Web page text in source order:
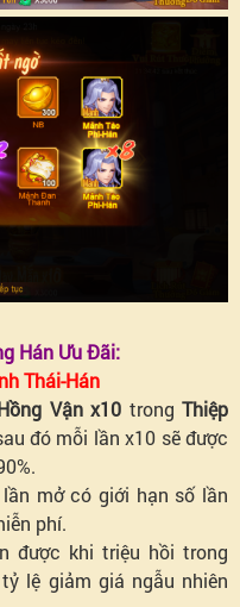
Hán Ưu Đãi:
Thái-Hán
Vận x10 trongThiệp
đó mỗi lần x10 sẽ được
mở có giới hạn số lần
phí.
được khi triệu hồi trong
lệ giảm giá ngẫu nhiên